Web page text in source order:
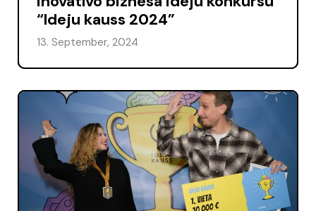
“Ideju kauss 2024”
13. September, 2024